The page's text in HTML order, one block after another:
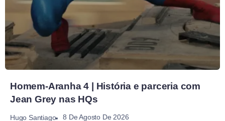
Homem-Aranha 4 | História e parceria com
Jean Grey nas HQs
Hugo Santiago 8 De Agosto De 2026